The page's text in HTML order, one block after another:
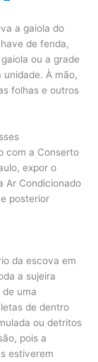
a gaiola do
de fenda,
ou a grade
À mão,
folhas e outros
com a Conserto
expor o
Ar Condicionado
posterior
da escova em
a sujeira
uma
de dentro
ou detritos
pois a
estiverem